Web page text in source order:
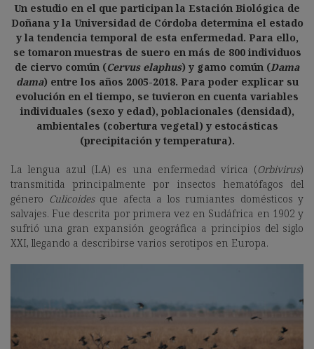
Un estudio en el que participan la Estación Biológica de
Doñana y la Universidad de Córdoba determina el estado
y la tendencia temporal de esta enfermedad. Para ello,
se tomaron muestras de suero en más de 800 individuos
de ciervo común (Cervus elaphus) y gamo común (Dama
dama) entre los años 2005-2018. Para poder explicar su
evolución en el tiempo, se tuvieron en cuenta variables
individuales (sexo y edad), poblacionales (densidad),
ambientales (cobertura vegetal) y estocásticas
(precipitación y temperatura).
La lengua azul (LA) es una enfermedad vírica (Orbivirus)
transmitida principalmente por insectos hematófagos del
género Culicoides que afecta a los rumiantes domésticos y
salvajes. Fue descrita por primera vez en Sudáfrica en 1902 y
sufrió una gran expansión geográfica a principios del siglo
XXI, llegando a describirse varios serotipos en Europa.